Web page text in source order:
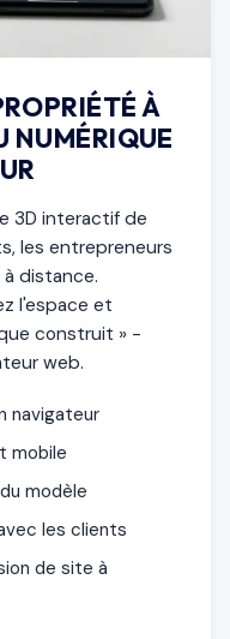
À
NUMÉRIQUE
3D interactif de
les entrepreneurs
distance.
l'espace et
construit » -
web.
navigateur
mobile
modèle
les clients
de site à